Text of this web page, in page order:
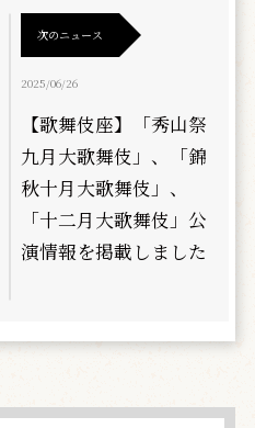
次のニュース
2025/06/26
【歌舞伎座】「秀山祭
九月大歌舞伎」、「錦
秋十月大歌舞伎」、
「十二月大歌舞伎」公
演情報を掲載しました